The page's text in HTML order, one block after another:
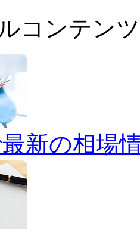
コンテンツ
新の相場